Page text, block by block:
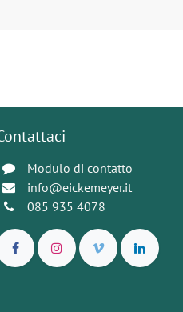
Modulo di contatto
info@eickemeyer.it
085 935 4078